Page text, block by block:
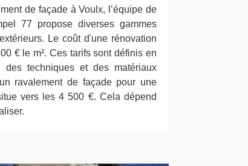
de façade à Voulx, l’équipe de
77 propose diverses gammes
Le coût d'une rénovation
€ le m². Ces tarifs sont définis en
techniques et des matériaux
ravalement de façade pour une
vers les 4 500 €. Cela dépend